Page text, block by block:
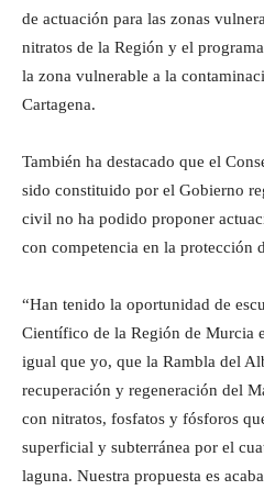
de actuación para las zonas
nitratos de la Región y el
la zona vulnerable a la
Cartagena.
También ha destacado que el
sido constituido por el Gobierno
civil no ha podido proponer
con competencia en la protección
“Han tenido la oportunidad de
Científico de la Región de Murcia
igual que yo, que la Rambla del
recuperación y regeneración del
con nitratos, fosfatos y fósforos
superficial y subterránea por el
laguna. Nuestra propuesta es